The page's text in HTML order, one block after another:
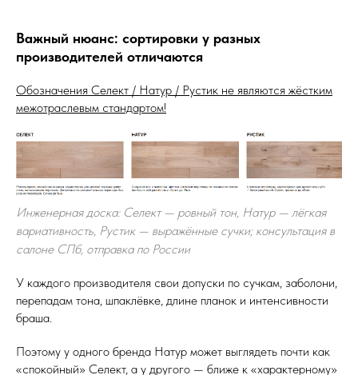
Важный нюанс: сортировки у разных
производителей отличаются
Обозначения Селект / Натур / Рустик не являются жёстким
межотраслевым стандартом!
Инженерная доска: Селект — ровный тон, Натур — лёгкая
вариативность, Рустик — выражённые сучки; консультация в
салоне СПб, отправка по России
У каждого производителя свои допуски по сучкам, заболони,
перепадам тона, шпаклёвке, длине планок и интенсивности
браша.
Поэтому у одного бренда Натур может выглядеть почти как
«спокойный» Селект, а у другого — ближе к «характерному»